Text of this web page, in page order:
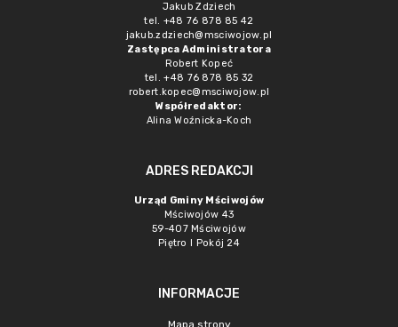
Jakub Zdziech
tel. +48 76 878 85 42
jakub.zdziech@msciwojow.pl
Zastępca Administratora
Robert Kopeć
tel. +48 76 878 85 32
robert.kopec@msciwojow.pl
Współredaktor:
Alina Woźnicka-Koch
ADRES REDAKCJI
Urząd Gminy Mściwojów
Mściwojów 43
59-407 Mściwojów
Piętro I Pokój 24
INFORMACJE
Mapa strony